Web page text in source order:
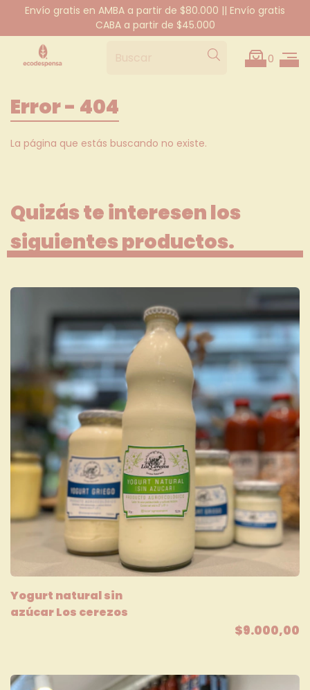
Envío gratis en AMBA a partir de $80.000 || Envío gratis
CABA a partir de $45.000
0
Error - 404
La página que estás buscando no existe.
Quizás te interesen los
siguientes productos.
Yogurt natural sin
azúcar Los cerezos
$9.000,00